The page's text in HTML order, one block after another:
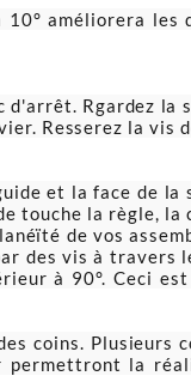
améliorera
Rgardez la
Resserez la vis
et la face de la
la règle, la
de vos
des vis à
à 90°. Ceci
coins. Plusieurs
la